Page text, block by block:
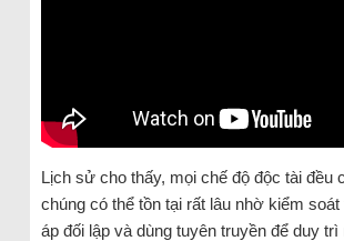
Lịch sử cho thấy, mọi chế độ độc tài đều
chúng có thể tồn tại rất lâu nhờ kiểm soát
áp đối lập và dùng tuyên truyền để duy trì